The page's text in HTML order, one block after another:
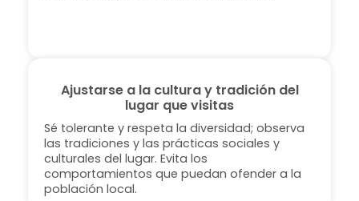
Ajustarse a la cultura y tradición del
lugar que visitas
Sé tolerante y respeta la diversidad; observa
las tradiciones y las prácticas sociales y
culturales del lugar. Evita los
comportamientos que puedan ofender a la
población local.